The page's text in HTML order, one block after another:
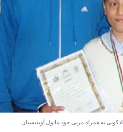
به همراه مربی خود مانول آویتیسیان